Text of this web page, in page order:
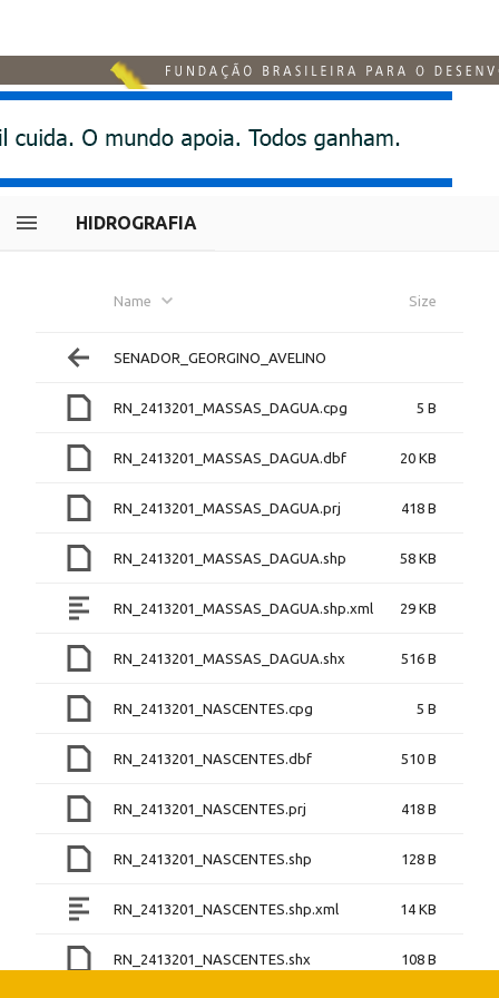
HIDROGRAFIA
Name Size
SENADOR_GEORGINO_AVELINO
RN_2413201_MASSAS_DAGUA.cpg 5 B
RN_2413201_MASSAS_DAGUA.dbf 20 KB
RN_2413201_MASSAS_DAGUA.prj 418 B
RN_2413201_MASSAS_DAGUA.shp 58 KB
RN_2413201_MASSAS_DAGUA.shp.xml 29 KB
RN_2413201_MASSAS_DAGUA.shx 516 B
RN_2413201_NASCENTES.cpg 5 B
RN_2413201_NASCENTES.dbf 510 B
RN_2413201_NASCENTES.prj 418 B
RN_2413201_NASCENTES.shp 128 B
RN_2413201_NASCENTES.shp.xml 14 KB
RN_2413201_NASCENTES.shx 108 B